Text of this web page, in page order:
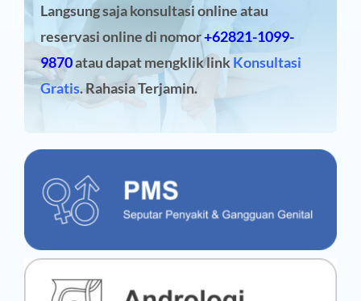
Langsung saja konsultasi online atau
reservasi onlinedi nomor+62821-1099-
9870atau dapat mengklik linkKonsultasi
Gratis. Rahasia Terjamin.